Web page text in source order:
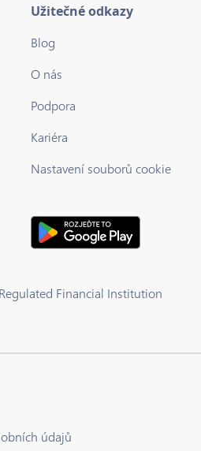
Užitečné odkazy
Blog
O nás
Podpora
Kariéra
Nastavení souborů cookie
Financial Institution
údajů